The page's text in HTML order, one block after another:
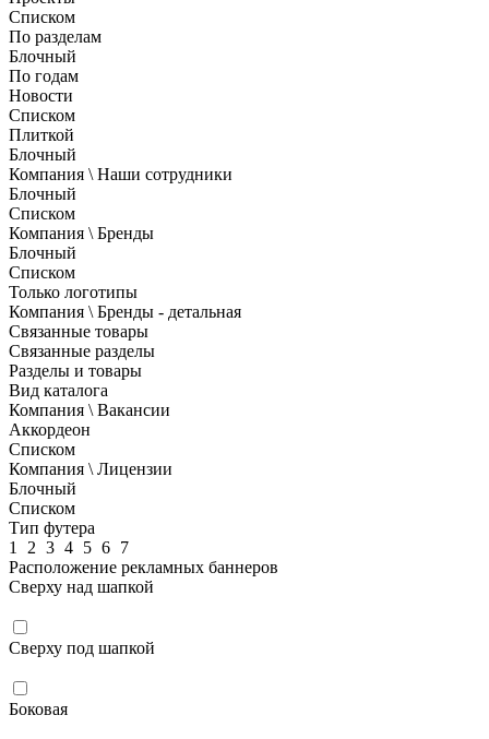
Списком
По разделам
Блочный
По годам
Новости
Списком
Плиткой
Блочный
Компания \ Наши сотрудники
Блочный
Списком
Компания \ Бренды
Блочный
Списком
Только логотипы
Компания \ Бренды - детальная
Связанные товары
Связанные разделы
Разделы и товары
Вид каталога
Компания \ Вакансии
Аккордеон
Списком
Компания \ Лицензии
Блочный
Списком
Тип футера
1
2 3 4 5 6 7
Расположение рекламных баннеров
Сверху над шапкой
Сверху под шапкой
Боковая